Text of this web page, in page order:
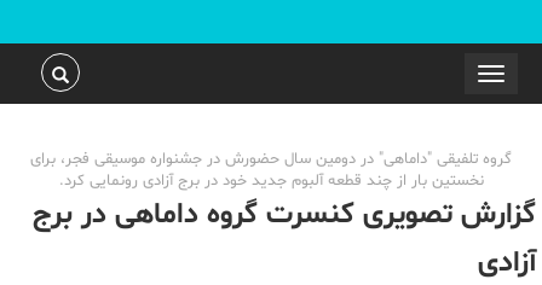
Toggle
navigation
گروه تلفیقی "داماهی" در دومین سال حضورش در جشنواره موسیقی فجر، برای
نخستین بار از چند قطعه آلبوم جدید خود در برج آزادی رونمایی کرد.
گزارش تصویری کنسرت گروه داماهی در برج
آزادی